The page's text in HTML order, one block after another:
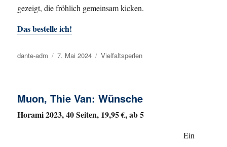
gezeigt, die fröhlich gemeinsam kicken.
Das bestelle ich!
Autor
dante-adm
Veröffentlicht
7. Mai 2024 Kategorien
Vielfaltsperlen
Muon, Thie Van: Wünsche
Horami 2023, 40 Seiten, 19,95 €, ab 5
Ein